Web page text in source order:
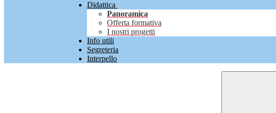
Didattica
Panoramica
Offerta formativa
I nostri progetti
Info utili
Segreteria
Interpello